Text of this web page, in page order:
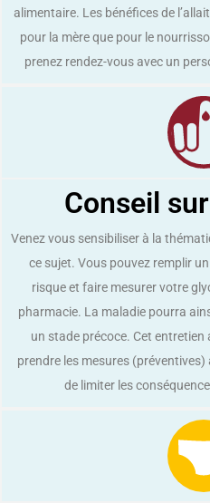
alimentaire. Les bénéfices de
pour la mère que pour le
prenez rendez-vous avec un
Conseil
Venez vous sensibiliser à la
ce sujet. Vous pouvez remplir
risque et faire mesurer votre
pharmacie. La maladie pourra
un stade précoce. Cet
prendre les mesures
de limiter les